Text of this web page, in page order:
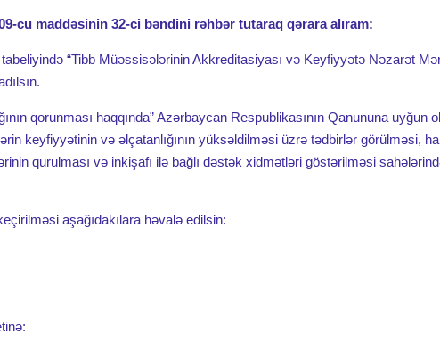
faciəsi Elmi Cərrahiyyə Mərkəzində anılıb
Azərbaycan alimlərinin bu elm birliyində təmsili
elmi-tibbi əməkdaşlıq memorandumu imzalandı
130 illiyinə həsr olunmuş Beynəlxalq Elmi-Praktik Konfrans
ilə Fəxri Xiyabanda anım tədbiri keçirildi
Nazirliyindən Füzulidə tibbi aksiya
cu maddəsinin 32-ci bəndini rəhbər tutaraq qərara alıram:
“Tibb Müəssisələrinin Akkreditasiyası və Keyfiyyətə Nəzarət
qorunması haqqında” Azərbaycan Respublikasının Qanununa uyğun
keyfiyyətinin və əlçatanlığının yüksəldilməsi üzrə tədbirlər görülməsi,
qurulması və inkişafı ilə bağlı dəstək xidmətləri göstərilməsi
aşağıdakılara həvalə edilsin: